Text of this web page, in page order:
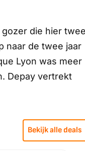
die hier twee
naar de twee jaar
Lyon was meer
Depay vertrekt
Bekijk alle deals